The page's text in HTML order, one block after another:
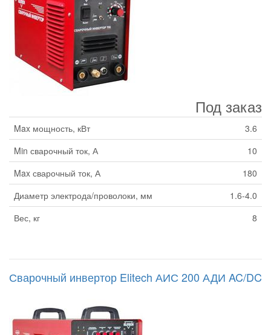
Под заказ
Max мощность, кВт
3.6
Min сварочный ток, А
10
Max сварочный ток, А
180
Диаметр электрода/проволоки, мм
1.6-4.0
Вес, кг
8
Сварочный инвертор Elitech АИС 200 АДИ AC/DC